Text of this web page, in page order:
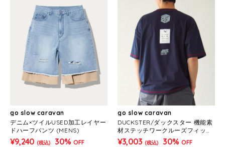
go slow caravan
デニム×ツイルUSED加工レイヤー
ドハーフパンツ (MENS)
¥9,240 (税込) 30% OFF
go slow caravan
DUCKSTER/ダックスター 機能素
材ステッチワークルーズフィット
S/STEE (MENS)
¥3,003 (税込) 30% OFF